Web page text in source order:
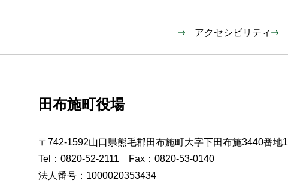
アクセシビリティ
田布施町役場
〒742-1592山口県熊毛郡田布施町大字下田布施3440番地1
Tel：0820-52-2111 Fax：0820-53-0140
法人番号：1000020353434